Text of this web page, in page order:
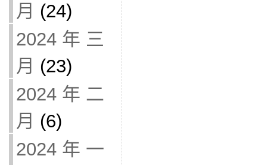
月 (24)
2024 年 三
月 (23)
2024 年 二
月 (6)
2024 年 一